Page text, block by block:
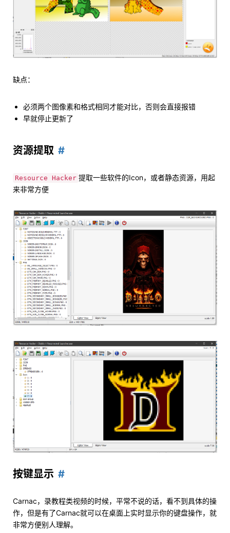
缺点：
必须两个图像素和格式相同才能对比，否则会直接报错
早就停止更新了
资源提取
Resource Hacker 提取一些软件的Icon，或者静态资源，用起
来非常方便
按键显示
Carnac，录教程类视频的时候，平常不说的话，看不到具体的操
作，但是有了Carnac就可以在桌面上实时显示你的键盘操作，就
非常方便别人理解。